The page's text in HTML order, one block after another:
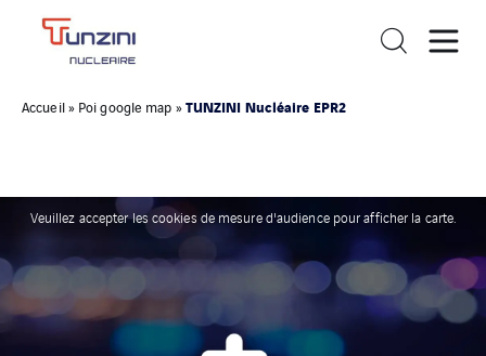
Accueil» Poi google map »TUNZINI Nucléaire EPR2
Veuillez accepter les cookies de mesure d'audience pour afficher la carte.